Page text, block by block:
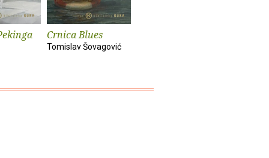
Crnica Blues
Tomislav Šovagović